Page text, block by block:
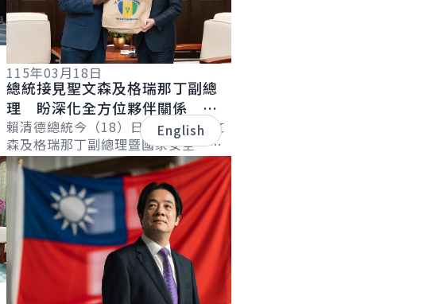
115年03月18日
總統接見聖文森及格瑞那丁副總
理 盼深化全方位夥伴關係 持
續拓展邦誼
賴清德總統今（18）日下午接見聖文
森及格瑞那丁副總理暨國家安全、災
害管理及移民部長李考克（St. Claire
Leacock）伉儷乙行時表...
詳細內容
English